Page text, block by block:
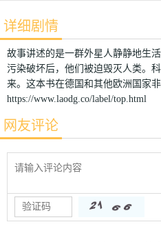
详细剧情
故事讲述的是一群外星人静静地生
污染破坏后，他们被迫毁灭人类。
来。这本书在德国和其他欧洲国家
https://www.laodg.co/label/top.html
网友评论